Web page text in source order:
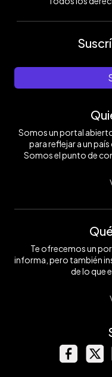
Somos un portal
para reflejar a un país
Somos el punto de
Te ofrecemos un
informa, pero también
de lo que